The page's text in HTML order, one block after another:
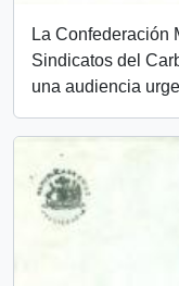
La Confederación
Sindicatos del
una audiencia